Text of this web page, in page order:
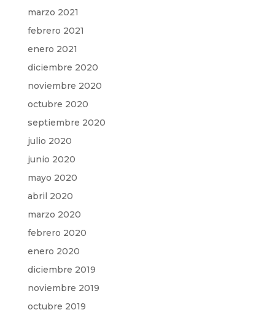
marzo 2021
febrero 2021
enero 2021
diciembre 2020
noviembre 2020
octubre 2020
septiembre 2020
julio 2020
junio 2020
mayo 2020
abril 2020
marzo 2020
febrero 2020
enero 2020
diciembre 2019
noviembre 2019
octubre 2019